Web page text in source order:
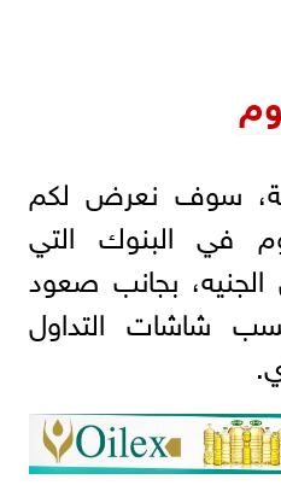
سوف نعرض لكم
في البنوك التي
بجانب صعود
شاشات التداول